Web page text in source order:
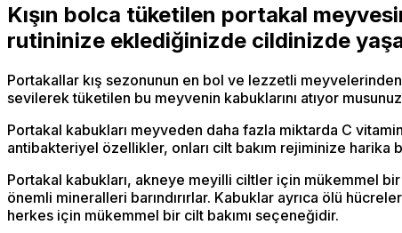
Kışın bolca tüketilen portakal
rutininize eklediğinizde cildinizde
Portakallar kış sezonunun en bol ve lezzetli
sevilerek tüketilen bu meyvenin kabuklarını atıyor
Portakal kabukları meyveden daha fazla miktarda C
antibakteriyel özellikler, onları cilt bakım rejiminize harika
Portakal kabukları, akneye meyilli ciltler için mükemmel
önemli mineralleri barındırırlar. Kabuklar ayrıca ölü
herkes için mükemmel bir cilt bakımı seçeneğidir.